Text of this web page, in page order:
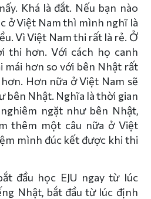
Khá là đắt. Nếu bạn nào
ở Việt Nam thì mình nghĩ là
Vì Việt Nam thi rất là rẻ. Ở
thi hơn. Với cách họ canh
mái hơn so với bên Nhật rất
Hơn nữa ở Việt Nam sẽ
bên Nhật. Nghĩa là thời gian
ngặt như bên Nhật,
thêm một câu nữa ở Việt
mình đúc kết được khi thi
đầu học EJU ngay từ lúc
Nhật, bắt đầu từ lúc định